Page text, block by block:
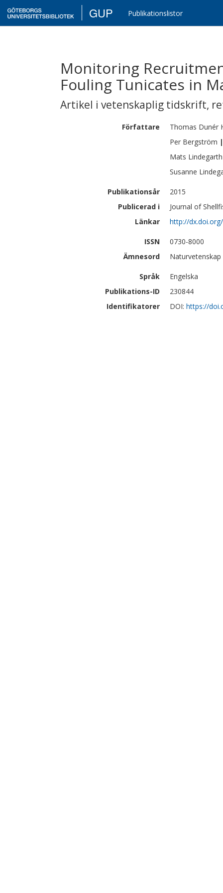
GUP Publikationslistor
Monitoring
Fouling Tunicates in
Artikel i vetenskaplig tidskrift,
Författare Thomas Dunér
Per Bergström |
Mats Lindegarth
Susanne
Publikationsår
2015
Publicerad i
Journal of
Länkar
http://
ISSN
0730-8000
Ämnesord
Språk
Engelska
Publikations-ID
230844
Identifikatorer
DOI: https://